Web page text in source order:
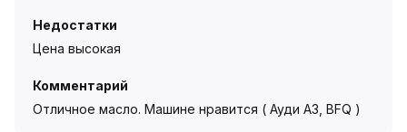
Недостатки
Цена высокая
Комментарий
Отличное масло. Машине нравится ( Ауди А3, BFQ )